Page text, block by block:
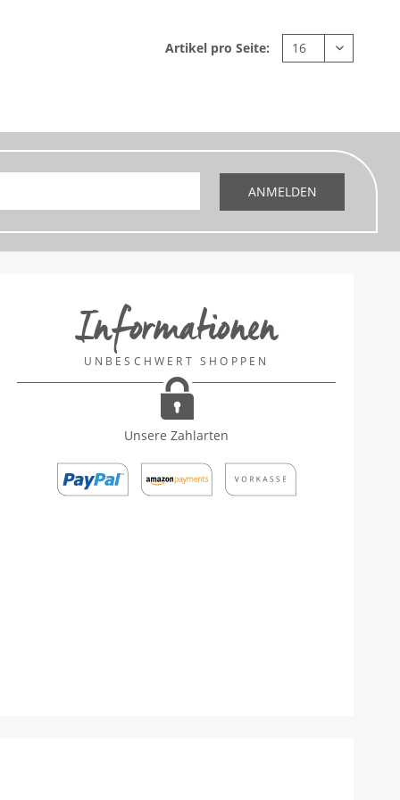
Artikel pro Seite:
ANMELDEN
Informationen
UNBESCHWERT SHOPPEN
Unsere Zahlarten